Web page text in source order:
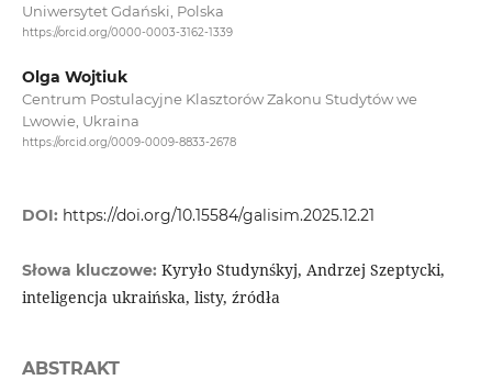
Uniwersytet Gdański, Polska
https://orcid.org/0000-0003-3162-1339
Olga Wojtiuk
Centrum Postulacyjne Klasztorów Zakonu Studytów we
Lwowie, Ukraina
https://orcid.org/0009-0009-8833-2678
DOI: https://doi.org/10.15584/galisim.2025.12.21
Słowa kluczowe: Kyryło Studynśkyj, Andrzej Szeptycki,
inteligencja ukraińska, listy, źródła
ABSTRAKT